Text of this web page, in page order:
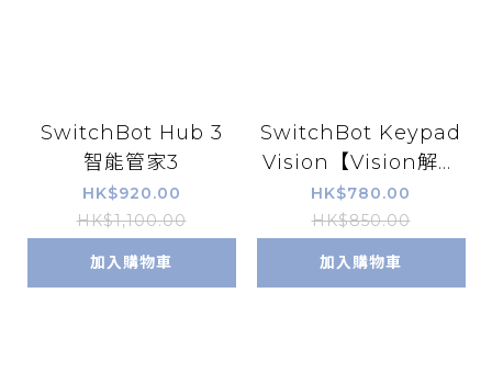
SwitchBot Hub 3
智能管家3
HK$920.00
HK$1,100.00
加入購物車
SwitchBot Keypad
Vision【Vision解鎖
器 -人臉/指紋/密碼】
HK$780.00
HK$850.00
加入購物車